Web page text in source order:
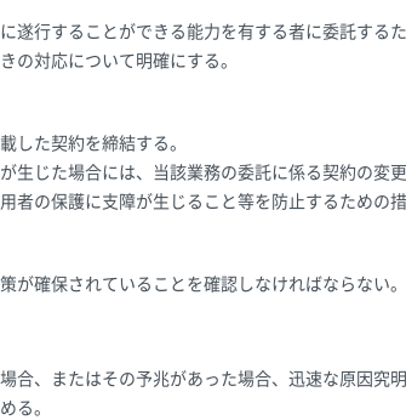
遂行することができる能力を有する者に委託する
の対応について明確にする。
した契約を締結する。
生じた場合には、当該業務の委託に係る契約の変
者の保護に支障が生じること等を防止するための措
が確保されていることを確認しなければならない。
合、またはその予兆があった場合、迅速な原因究
る。